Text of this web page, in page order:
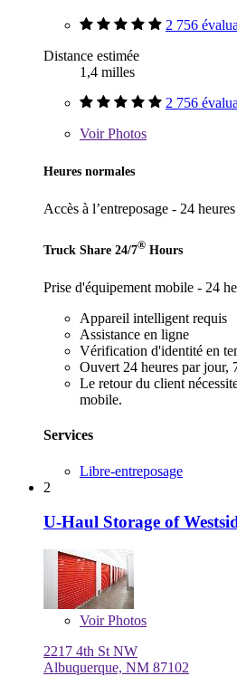
2 756
Distance estimée
1,4 milles
2 756
VoirPhotos
Heures normales
Accès à l’entreposage - 24 heures
Truck Share 24/7® Hours
Prise d'équipement mobile - 24
Appareil intelligent requis
Assistance en ligne
Vérification d'identité en
Ouvert 24 heures par jour,
Le retour du client
mobile.
Services
Libre-entreposage
2
U-Haul Storage of
VoirPhotos
2217 4th St NW
Albuquerque, NM 87102